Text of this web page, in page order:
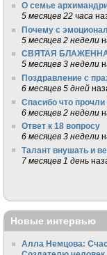
О семье
5 месяцев 22 часа
Почему с
5 месяцев 2 недели
СВЯТАЯ
5 месяцев 3 недели
Поздравление с
6 месяцев 5 дней
Спасибо что прочли
6 месяцев 2 недели
Ответ к 18 вопросу
6 месяцев 3 недели
Талант внушать и
7 месяцев 1 день
Новые интервью
Алла Немцова: